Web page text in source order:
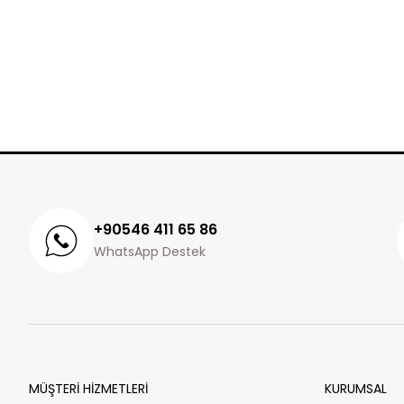
+90546 411 65 86
WhatsApp Destek
MÜŞTERİ HİZMETLERİ KURUMSAL